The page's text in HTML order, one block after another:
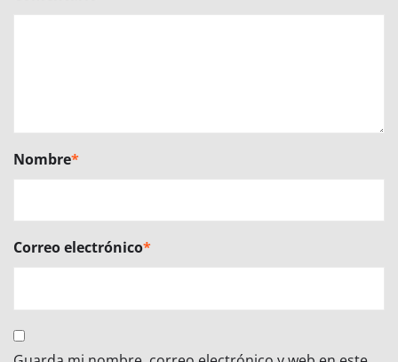
Nombre*
Correo electrónico*